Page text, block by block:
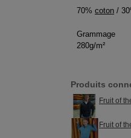
70% coton /
Grammage
280g/m²
Produits
Fruit of
Fruit of